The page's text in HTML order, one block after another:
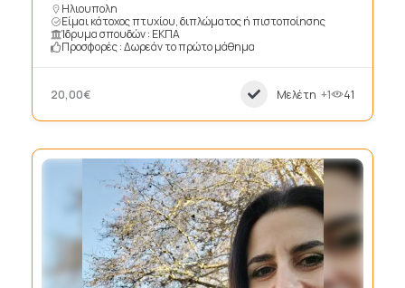
Ηλιουπολη
Είμαι κάτοχος πτυχίου, διπλώματος ή πιστοποίησης
Ίδρυμα σπουδών : ΕΚΠΑ
Προσφορές : Δωρεάν το πρώτο μάθημα
20,00€ Μελέτη +1 41